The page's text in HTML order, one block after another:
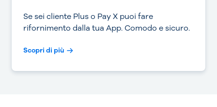
Se sei cliente Plus o Pay X puoi fare
rifornimento dalla tua App. Comodo e sicuro.
Scopri di più